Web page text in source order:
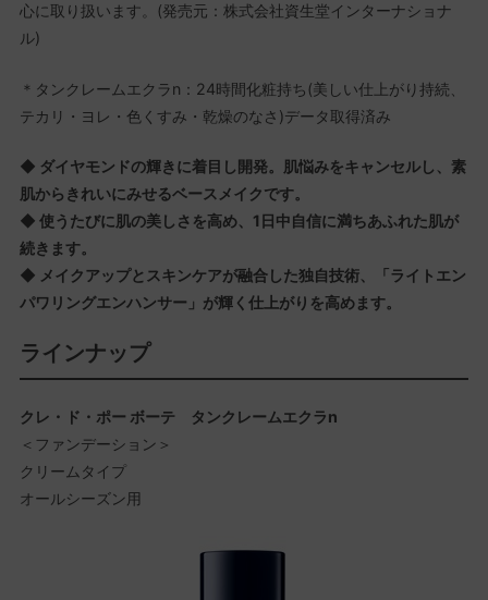
心に取り扱います。(発売元：株式会社資生堂インターナショナ
ル)
＊タンクレームエクラn：24時間化粧持ち(美しい仕上がり持続、
テカリ・ヨレ・色くすみ・乾燥のなさ)データ取得済み
◆ ダイヤモンドの輝きに着目し開発。肌悩みをキャンセルし、素
肌からきれいにみせるベースメイクです。
◆ 使うたびに肌の美しさを高め、1日中自信に満ちあふれた肌が
続きます。
◆ メイクアップとスキンケアが融合した独自技術、「ライトエン
パワリングエンハンサー」が輝く仕上がりを高めます。
ラインナップ
クレ・ド・ポー ボーテ タンクレームエクラn
＜ファンデーション＞
クリームタイプ
オールシーズン用